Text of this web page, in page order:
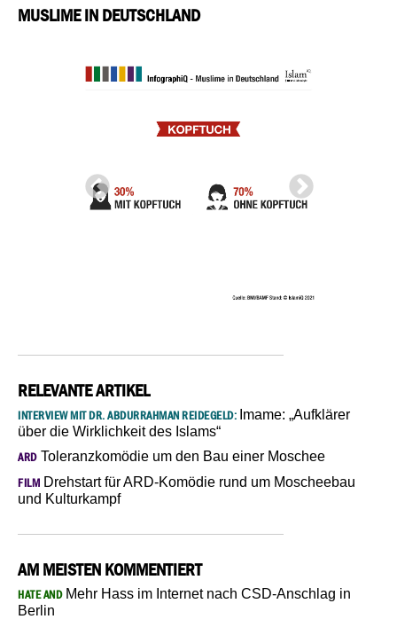
MUSLIME IN DEUTSCHLAND
RELEVANTE ARTIKEL
INTERVIEW MIT DR. ABDURRAHMAN REIDEGELD: Imame: „Aufklärer
über die Wirklichkeit des Islams“
ARDToleranzkomödie um den Bau einer Moschee
FILM Drehstart für ARD-Komödie rund um Moscheebau
und Kulturkampf
AM MEISTEN KOMMENTIERT
HATE ANDMehr Hass im Internet nach CSD-Anschlag in
Berlin